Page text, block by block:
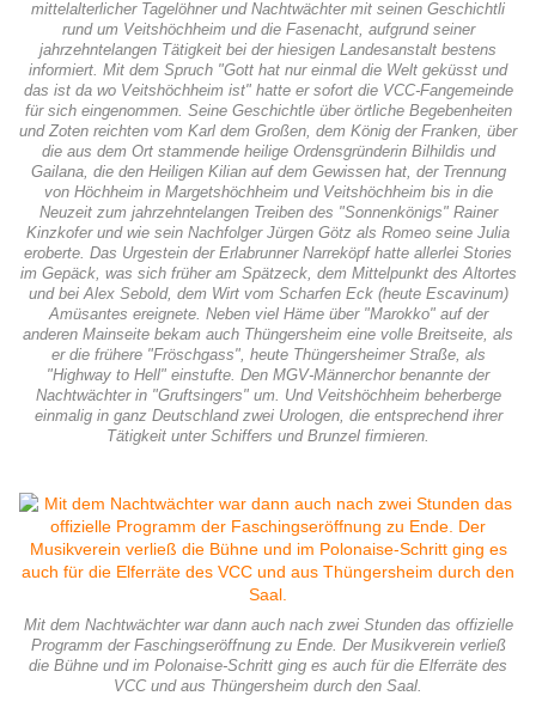
mittelalterlicher Tagelöhner und Nachtwächter mit seinen Geschichtli
rund um Veitshöchheim und die Fasenacht, aufgrund seiner
jahrzehntelangen Tätigkeit bei der hiesigen Landesanstalt bestens
informiert. Mit dem Spruch "Gott hat nur einmal die Welt geküsst und
das ist da wo Veitshöchheim ist" hatte er sofort die VCC-Fangemeinde
für sich eingenommen. Seine Geschichtle über örtliche Begebenheiten
und Zoten reichten vom Karl dem Großen, dem König der Franken, über
die aus dem Ort stammende heilige Ordensgründerin Bilhildis und
Gailana, die den Heiligen Kilian auf dem Gewissen hat, der Trennung
von Höchheim in Margetshöchheim und Veitshöchheim bis in die
Neuzeit zum jahrzehntelangen Treiben des "Sonnenkönigs" Rainer
Kinzkofer und wie sein Nachfolger Jürgen Götz als Romeo seine Julia
eroberte. Das Urgestein der Erlabrunner Narreköpf hatte allerlei Stories
im Gepäck, was sich früher am Spätzeck, dem Mittelpunkt des Altortes
und bei Alex Sebold, dem Wirt vom Scharfen Eck (heute Escavinum)
Amüsantes ereignete. Neben viel Häme über "Marokko" auf der
anderen Mainseite bekam auch Thüngersheim eine volle Breitseite, als
er die frühere "Fröschgass", heute Thüngersheimer Straße, als
"Highway to Hell" einstufte. Den MGV-Männerchor benannte der
Nachtwächter in "Gruftsingers" um. Und Veitshöchheim beherberge
einmalig in ganz Deutschland zwei Urologen, die entsprechend ihrer
Tätigkeit unter Schiffers und Brunzel firmieren.
Mit dem Nachtwächter war dann auch nach zwei Stunden das offizielle
Programm der Faschingseröffnung zu Ende. Der Musikverein verließ
die Bühne und im Polonaise-Schritt ging es auch für die Elferräte des
VCC und aus Thüngersheim durch den Saal.